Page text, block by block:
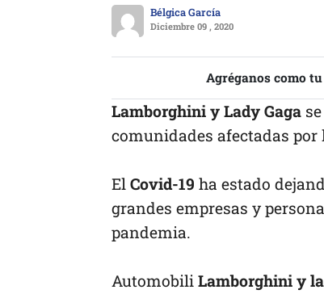
Bélgica García
Diciembre 09 , 2020
Agréganos como
Lamborghini y Lady Gaga
comunidades afectadas por
El Covid-19 ha estado
grandes empresas y
pandemia.
Automobili Lamborghini y